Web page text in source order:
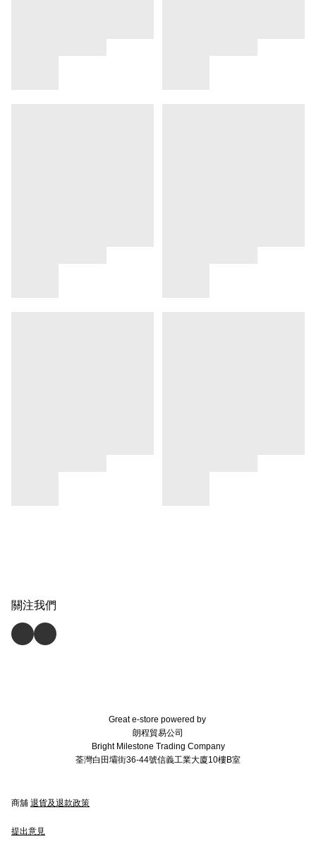
關注我們
Great e-store powered by
朗程貿易公司
Bright Milestone Trading Company
荃灣白田壩街36-44號信義工業大廈10樓B室
商舖 退貨及退款政策
提出意見